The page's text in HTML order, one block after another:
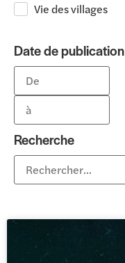
Vie des villages
Date de publication
Recherche